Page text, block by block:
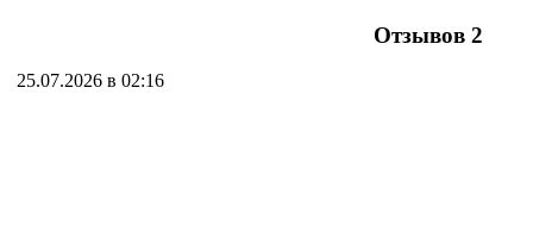
Отзывов 2
25.07.2026 в 02:16